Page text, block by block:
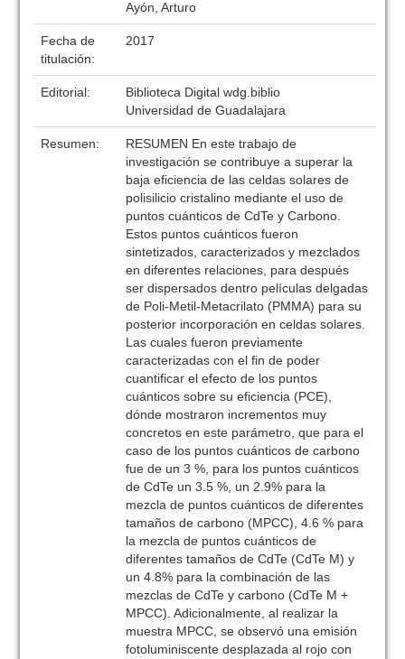
Ayón, Arturo
Fecha de
titulación:
2017
Editorial:
Biblioteca Digital wdg.biblio
Universidad de Guadalajara
Resumen:
RESUMEN En este trabajo de
investigación se contribuye a superar la
baja eficiencia de las celdas solares de
polisilicio cristalino mediante el uso de
puntos cuánticos de CdTe y Carbono.
Estos puntos cuánticos fueron
sintetizados, caracterizados y mezclados
en diferentes relaciones, para después
ser dispersados dentro películas delgadas
de Poli-Metil-Metacrilato (PMMA) para su
posterior incorporación en celdas solares.
Las cuales fueron previamente
caracterizadas con el fin de poder
cuantificar el efecto de los puntos
cuánticos sobre su eficiencia (PCE),
dónde mostraron incrementos muy
concretos en este parámetro, que para el
caso de los puntos cuánticos de carbono
fue de un 3 %, para los puntos cuánticos
de CdTe un 3.5 %, un 2.9% para la
mezcla de puntos cuánticos de diferentes
tamaños de carbono (MPCC), 4.6 % para
la mezcla de puntos cuánticos de
diferentes tamaños de CdTe (CdTe M) y
un 4.8% para la combinación de las
mezclas de CdTe y carbono (CdTe M +
MPCC). Adicionalmente, al realizar la
muestra MPCC, se observó una emisión
fotoluminiscente desplazada al rojo con